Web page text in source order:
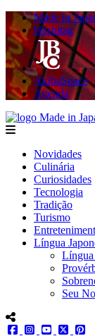
Made in
Hashitag
AkibaSpace
Agenda
menu
Novidades
Culinária
Curiosidades
Tecnologia
Tradição
Turismo
Língua
Língua
Seu
menu redes social
facebookinstagram
youtube
twitter